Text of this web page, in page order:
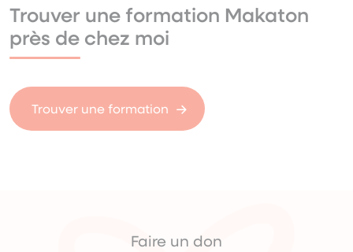
Trouver une formation Makaton
près de chez moi
Trouver une formation
Faire un don